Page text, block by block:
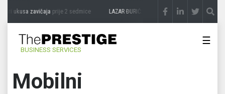
zavičajaprije 2 sedmice LAZAR ĐURIĆ: Promocija potencijal pretvara u
BUSINESS SERVICES
☰
Mobilni